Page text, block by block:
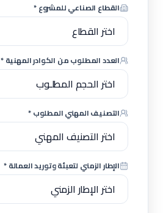
القطاع الصناعي للمشروع *
العدد المطلوب من الكوادر المهنية *
التصنيف المهني المطلوب *
الإطار الزمني لتعبئة وتوريد العمالة *